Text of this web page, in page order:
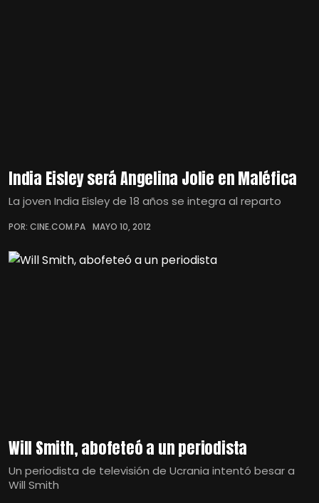
India Eisley será Angelina Jolie en Maléfica
La joven India Eisley de 18 años se integra al reparto
POR: CINE.COM.PA MAYO 10, 2012
Will Smith, abofeteó a un periodista
Un periodista de televisión de Ucrania intentó besar a
Will Smith